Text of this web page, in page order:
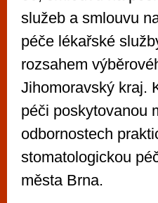
služeb a smlouvu
péče lékařské
rozsahem
Jihomoravský kraj.
péči poskytovanou
odbornostech
stomatologickou
města Brna.